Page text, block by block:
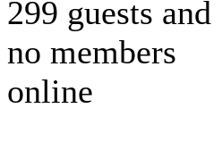
299 guests and
no members
online